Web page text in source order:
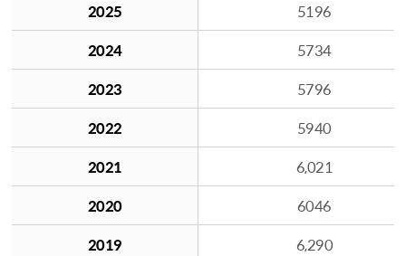
2025
5196
2024
5734
2023
5796
2022
5940
2021
6,021
2020
6046
2019
6,290